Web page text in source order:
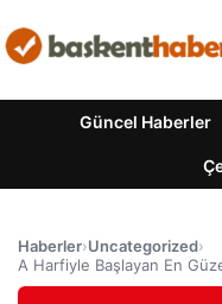
Güncel Haberler
Haberler›Uncategorized›
A Harfiyle Başlayan En